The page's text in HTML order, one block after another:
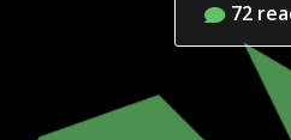
72